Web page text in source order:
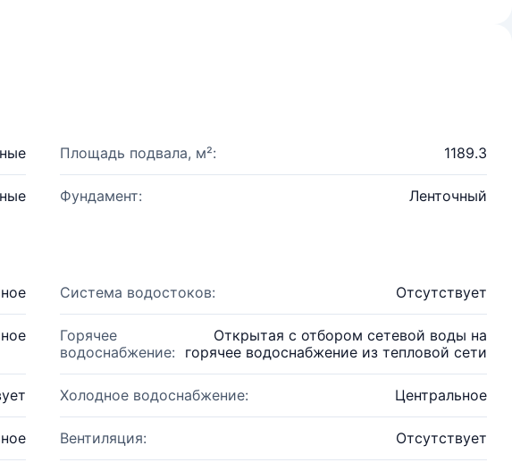
Площадь подвала, м²: 1189.3
Фундамент: Ленточный
Система водостоков: Отсутствует
Горячее
водоснабжение:
Открытая с отбором сетевой воды на
горячее водоснабжение из тепловой сети
Холодное водоснабжение: Центральное
Вентиляция: Отсутствует